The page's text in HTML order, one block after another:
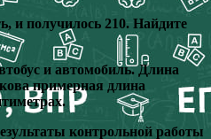
и получилось 210. Найдите
и автомобиль. Длина
примерная длина
контрольной работы